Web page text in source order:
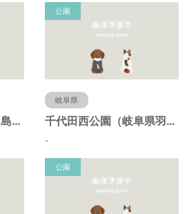
平成パーク（岐阜県羽島市）
公園
岐阜県
千代田西公園（岐阜県羽島市）
-
公園